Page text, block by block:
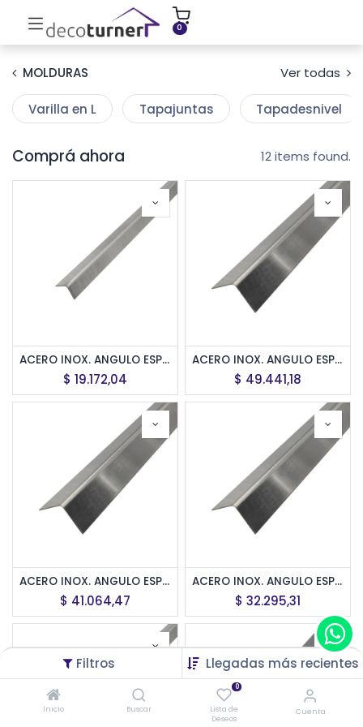
Filtros Llegadas más recientes
Inicio Buscar
0
Lista de
Deseos
Cuenta
0
MOLDURAS Ver todas
Varilla en L Tapajuntas Tapadesnivel
Comprá ahora 12 items found.
ACERO INOX. ANGULO ESPECIAL 10x10mm x 2,5m ESM
$ 19.172,04
ACERO INOX. ANGULO ESPECIAL 30x30mm x 2,5m ESM
$ 49.441,18
ACERO INOX. ANGULO ESPECIAL 25x25mm x 2,5m ESM
$ 41.064,47
ACERO INOX. ANGULO ESPECIAL 19,5x19,5mm x 2,5m ESM
$ 32.295,31